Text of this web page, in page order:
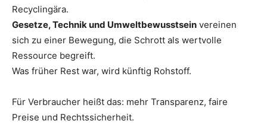
Recyclingära.
Gesetze, Technik und Umweltbewusstsein vereinen
sich zu einer Bewegung, die Schrott als wertvolle
Ressource begreift.
Was früher Rest war, wird künftig Rohstoff.
Für Verbraucher heißt das: mehr Transparenz, faire
Preise und Rechtssicherheit.